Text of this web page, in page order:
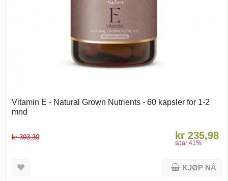
Vitamin E - Natural Grown Nutrients - 60 kapsler for 1-2
mnd
kr 393,30 kr 235,98
spar 41%
KJØP NÅ